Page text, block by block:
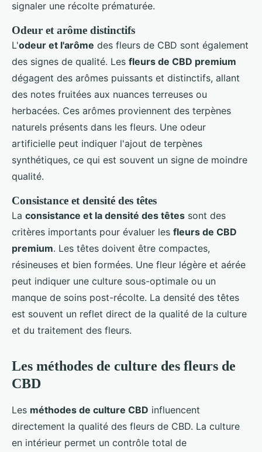
signaler une récolte prématurée.
Odeur et arôme distinctifs
L'odeur et l'arôme des fleurs de CBD sont également
des signes de qualité. Les fleurs de CBD premium
dégagent des arômes puissants et distinctifs, allant
des notes fruitées aux nuances terreuses ou
herbacées. Ces arômes proviennent des terpènes
naturels présents dans les fleurs. Une odeur
artificielle peut indiquer l'ajout de terpènes
synthétiques, ce qui est souvent un signe de moindre
qualité.
Consistance et densité des têtes
La consistance et la densité des têtes sont des
critères importants pour évaluer les fleurs de CBD
premium. Les têtes doivent être compactes,
résineuses et bien formées. Une fleur légère et aérée
peut indiquer une culture sous-optimale ou un
manque de soins post-récolte. La densité des têtes
est souvent un reflet direct de la qualité de la culture
et du traitement des fleurs.
Les méthodes de culture des fleurs de
CBD
Les méthodes de culture CBD influencent
directement la qualité des fleurs de CBD. La culture
en intérieur permet un contrôle total de